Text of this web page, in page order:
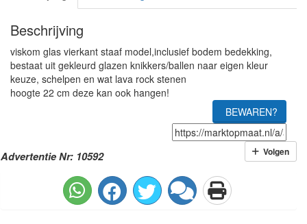
Beschrijving
viskom glas vierkant staaf model,inclusief bodem bedekking,
bestaat uit gekleurd glazen knikkers/ballen naar eigen kleur
keuze, schelpen en wat lava rock stenen
hoogte 22 cm deze kan ook hangen!
BEWAREN?
Advertentie Nr: 10592 Volgen